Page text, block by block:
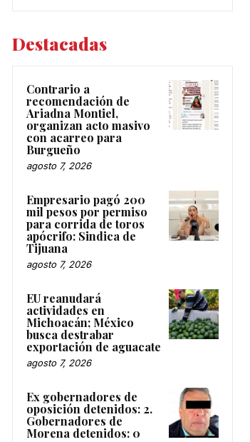
Destacadas
Contrario a
recomendación de
Ariadna Montiel,
organizan acto masivo
con acarreo para
Burgueño
agosto 7, 2026
Empresario pagó 200
mil pesos por permiso
para corrida de toros
apócrifo: Sindica de
Tijuana
agosto 7, 2026
EU reanudará
actividades en
Michoacán; México
busca destrabar
exportación de aguacate
agosto 7, 2026
Ex gobernadores de
oposición detenidos: 2.
Gobernadores de
Morena detenidos: 0